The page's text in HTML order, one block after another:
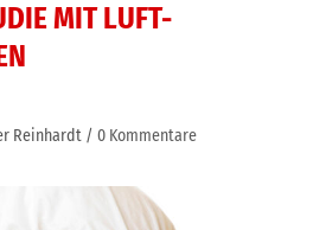
MIT LUFT-
Reinhardt 0 Kommentare